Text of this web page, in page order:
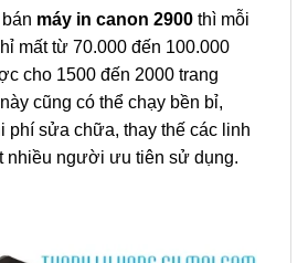
máy in canon 2900 thì mỗi
mất từ 70.000 đến 100.000
cho 1500 đến 2000 trang
cũng có thể chạy bền bỉ,
phí sửa chữa, thay thế các linh
nhiều người ưu tiên sử dụng.